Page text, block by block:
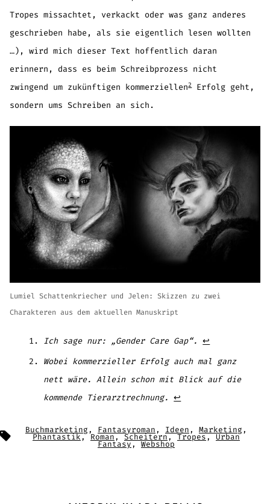
Tropes missachtet, verkackt oder was ganz anderes
geschrieben habe, als sie eigentlich lesen wollten
…), wird mich dieser Text hoffentlich daran
erinnern, dass es beim Schreibprozess nicht
zwingend um zukünftigen kommerziellen2Erfolg geht,
sondern ums Schreiben an sich.
Lumiel Schattenkriecher und Jelen: Skizzen zu zwei
Charakteren aus dem aktuellen Manuskript
Ich sage nur: „Gender Care Gap“.
↩︎
Wobei kommerzieller Erfolg auch mal ganz
nett wäre. Allein schon mit Blick auf die
kommende Tierarztrechnung.
↩︎
Schlagwörter
Buchmarketing , Fantasyroman , Ideen , Marketing ,
Phantastik,Roman,Scheitern,Tropes,Urban
Fantasy,Webshop